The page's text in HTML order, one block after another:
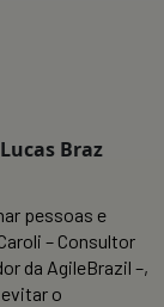
Lucas Braz
pessoas e
– Consultor
da AgileBrazil –,
o